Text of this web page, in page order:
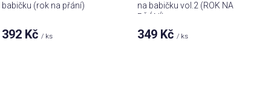
babičku (rok na přání)
392 Kč/ ks
na babičku vol.2 (ROK NA
PŘÁNÍ)
349 Kč/ ks